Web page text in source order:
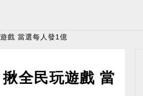
戲 當選每人發1億
全民玩遊戲 當